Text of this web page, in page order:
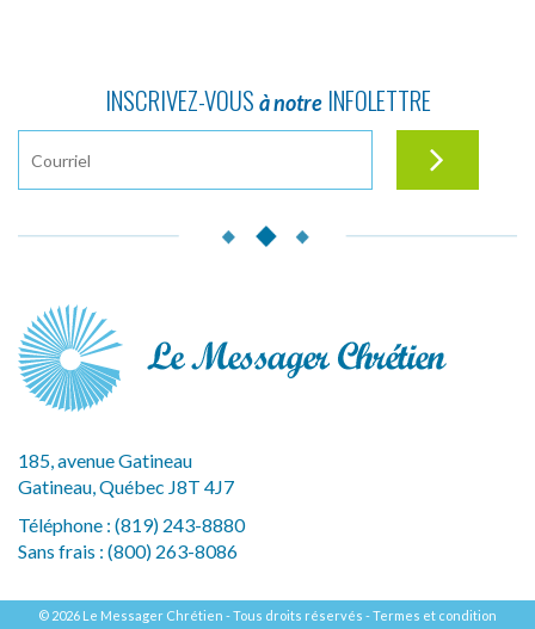
INSCRIVEZ-VOUS à notreINFOLETTRE
185, avenue Gatineau
Gatineau, Québec J8T 4J7
Téléphone : (819) 243-8880
Sans frais : (800) 263-8086
© 2026 Le Messager Chrétien - Tous droits réservés -Termes et condition